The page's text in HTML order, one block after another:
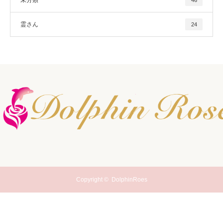
霊さん 24
Copyright © DolphinRoes